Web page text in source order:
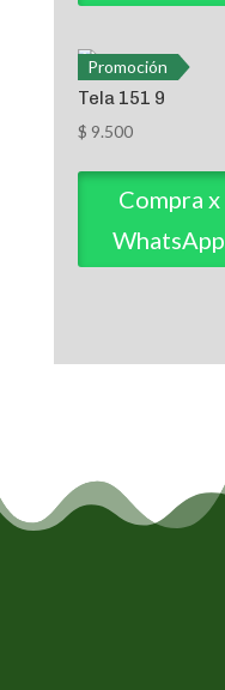
Promoción
Tela 151 9
$ 9.500
Compra x
WhatsApp